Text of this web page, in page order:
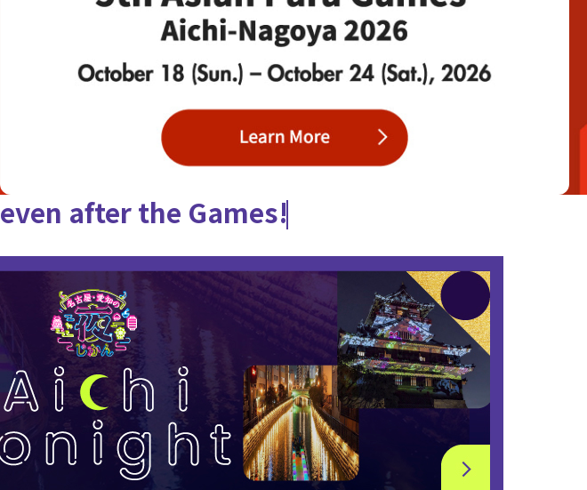
even after the Games!